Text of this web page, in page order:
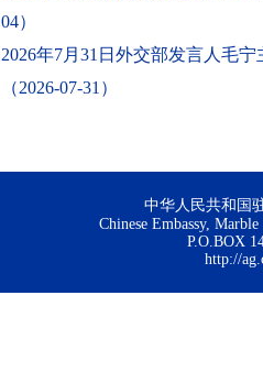
04）
2026年7月31日外交部发言人毛
（2026-07-31）
中华人民共和国
Chinese Embassy,
P.O.BOX
http://